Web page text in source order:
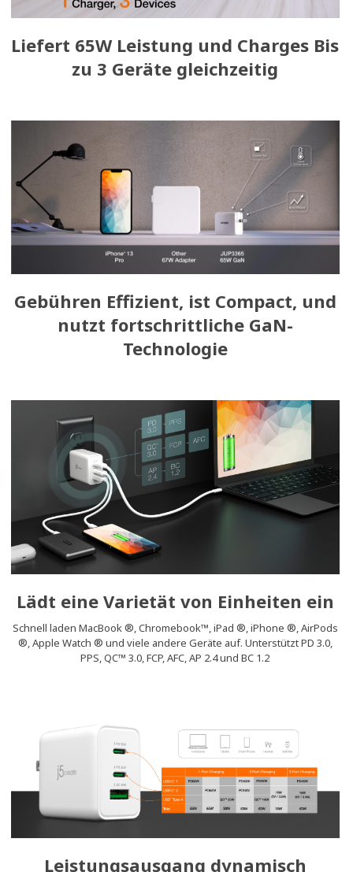
Liefert 65W Leistung und Charges Bis
zu 3 Geräte gleichzeitig
Gebühren Effizient, ist Compact, und
nutzt fortschrittliche GaN-
Technologie
Lädt eine Varietät von Einheiten ein
Schnell laden MacBook ®, Chromebook™, iPad ®, iPhone ®, AirPods
®, Apple Watch ® und viele andere Geräte auf. Unterstützt PD 3.0,
PPS, QC™ 3.0, FCP, AFC, AP 2.4 und BC 1.2
Leistungsausgang dynamisch